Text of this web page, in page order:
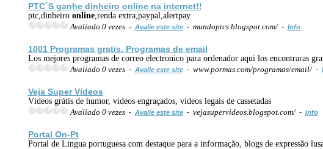
PTC´S ganhe dinheiro onlinena internet!!
ptc,dinheiro online,renda extra,paypal,alertpay
Avaliado 0 vezes - Avalie este site- mundoptcs.blogspot.com/ - Info
1001 Programas gratis. Programas de email
Los mejores programas de correo electronico para ordenador aqui los encontraras
Avaliado 0 vezes - Avalie este site- www.pormas.com/programas/email/ -
Veja Super Videos
Vídeos grátis de humor, videos engraçados, videos legais de cassetadas
Avaliado 0 vezes - Avalie este site- vejasupervideos.blogspot.com/ - Info
Portal On-Pt
Portal de Lingua portuguesa com destaque para a informação, blogs de expressão